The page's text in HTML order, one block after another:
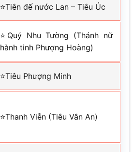
⭐Tiên đế nước Lan – Tiêu Úc
⭐Quý Nhu Tường (Thánh nữ
hành tinh Phượng Hoàng)
⭐Tiêu Phượng Minh
⭐Thanh Viễn (Tiêu Vân An)